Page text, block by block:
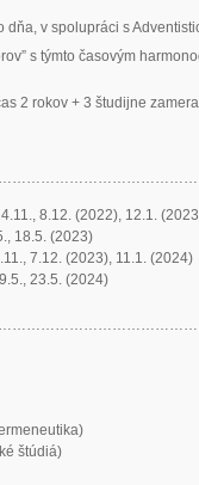
v spolupráci s
s týmto časovým
2 rokov + 3 študijne
8.12. (2022), 12.1. (2023
18.5. (2023)
7.12. (2023), 11.1. (2024)
23.5. (2024)
štúdiá)